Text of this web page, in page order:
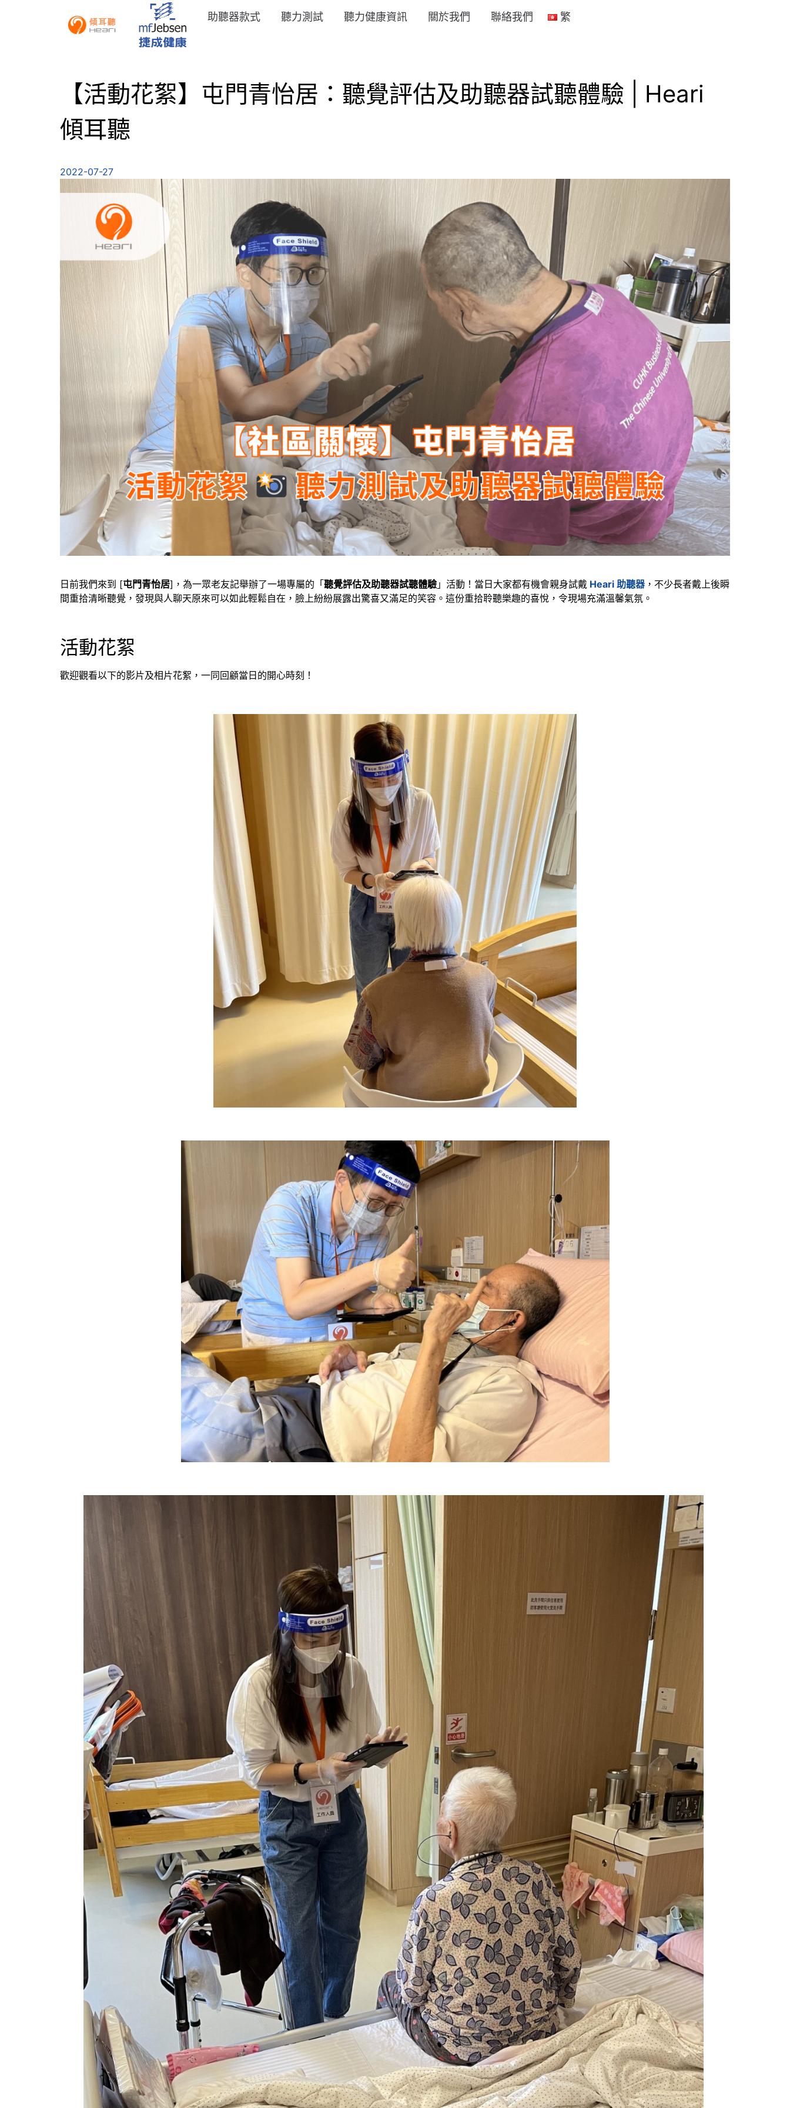
助聽器款式 聽力測試 聽力健康資訊 關於我們 聯絡我們 繁
【活動花絮】屯門青怡居：聽覺評估及助聽器試聽體驗 | Heari
傾耳聽
2022-07-27
日前我們來到 [屯門青怡居]，為一眾老友記舉辦了一場專屬的「聽覺評估及助聽器試聽體驗 」活動！當日大家都有機會親身試戴 Heari 助聽器 ，不少長者戴上後瞬
間重拾清晰聽覺，發現與人聊天原來可以如此輕鬆自在，臉上紛紛展露出驚喜又滿足的笑容。這份重拾聆聽樂趣的喜悅，令現場充滿溫馨氣氛。
活動花絮
歡迎觀看以下的影片及相片花絮，一同回顧當日的開心時刻！